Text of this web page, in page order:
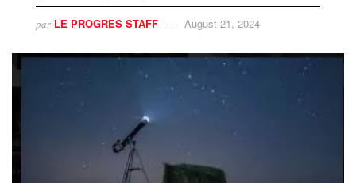
par LE PROGRES STAFF August 21, 2024